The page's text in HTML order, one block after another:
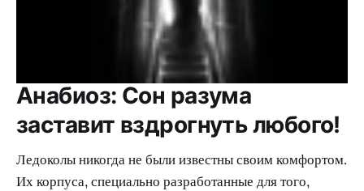
Анабиоз: Сон разума
заставит вздрогнуть любого!
Ледоколы никогда не были известны своим комфортом.
Их корпуса, специально разработанные для того,